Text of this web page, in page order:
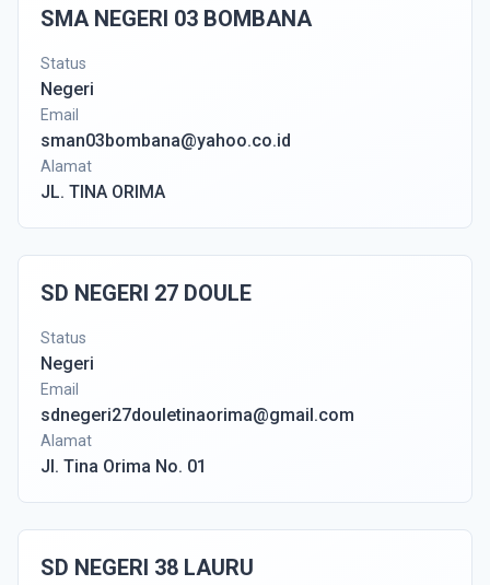
SMA NEGERI 03 BOMBANA
Status
Negeri
Email
sman03bombana@yahoo.co.id
Alamat
JL. TINA ORIMA
SD NEGERI 27 DOULE
Status
Negeri
Email
sdnegeri27douletinaorima@gmail.com
Alamat
Jl. Tina Orima No. 01
SD NEGERI 38 LAURU